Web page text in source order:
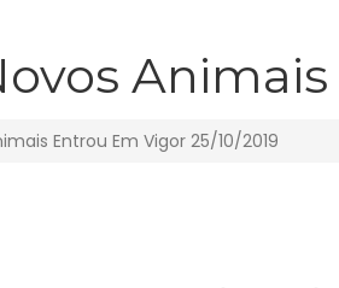
Entrou Em Vigor 25/10/2019